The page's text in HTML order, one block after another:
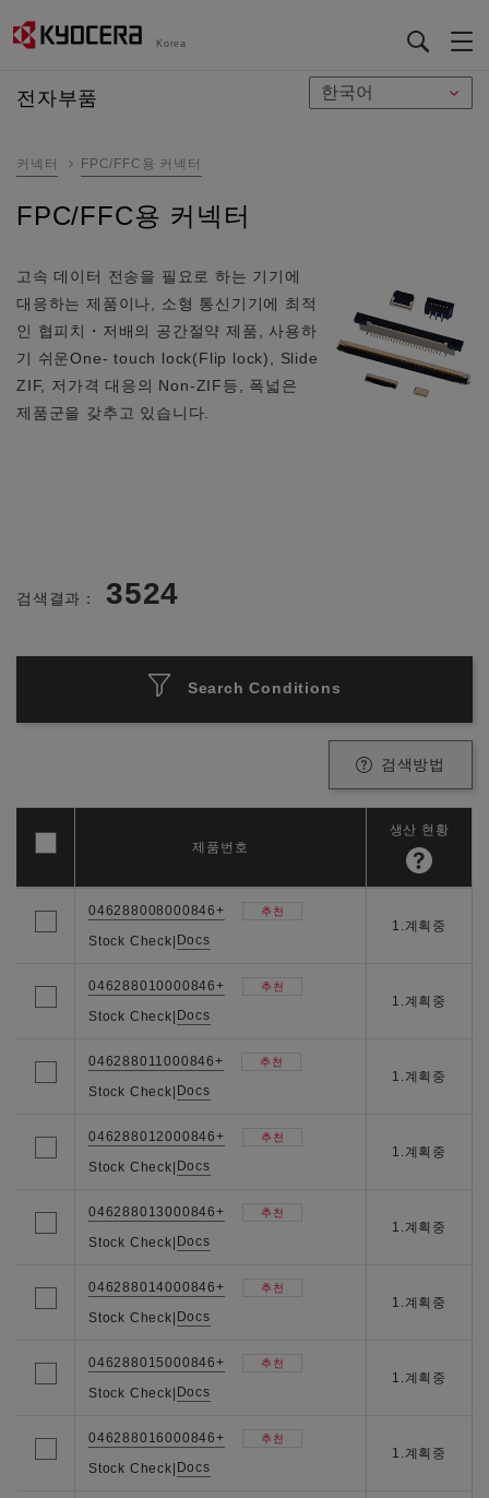
Korea
전자부품
커넥터 FPC/FFC용 커넥터
FPC/FFC용 커넥터
고속 데이터 전송을 필요로 하는 기기에
대응하는 제품이나, 소형 통신기기에 최적
인 협피치・저배의 공간절약 제품, 사용하
기 쉬운One- touch lock(Flip lock), Slide
ZIF, 저가격 대응의 Non-ZIF등, 폭넓은
제품군을 갖추고 있습니다.
검색결과： 3524
Search Conditions
검색방법
046288008000846+ 추천
Stock Check| Docs
1.계획중
046288010000846+ 추천
Stock Check| Docs
1.계획중
046288011000846+ 추천
Stock Check| Docs
1.계획중
046288012000846+ 추천
Stock Check| Docs
1.계획중
046288013000846+ 추천
Stock Check| Docs
1.계획중
046288014000846+ 추천
Stock Check| Docs
1.계획중
046288015000846+ 추천
Stock Check| Docs
1.계획중
046288016000846+ 추천
Stock Check| Docs
1.계획중
제품번호
생산 현황